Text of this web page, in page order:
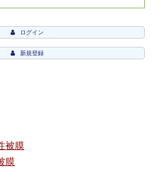
ログイン
新規登録
被膜
膜